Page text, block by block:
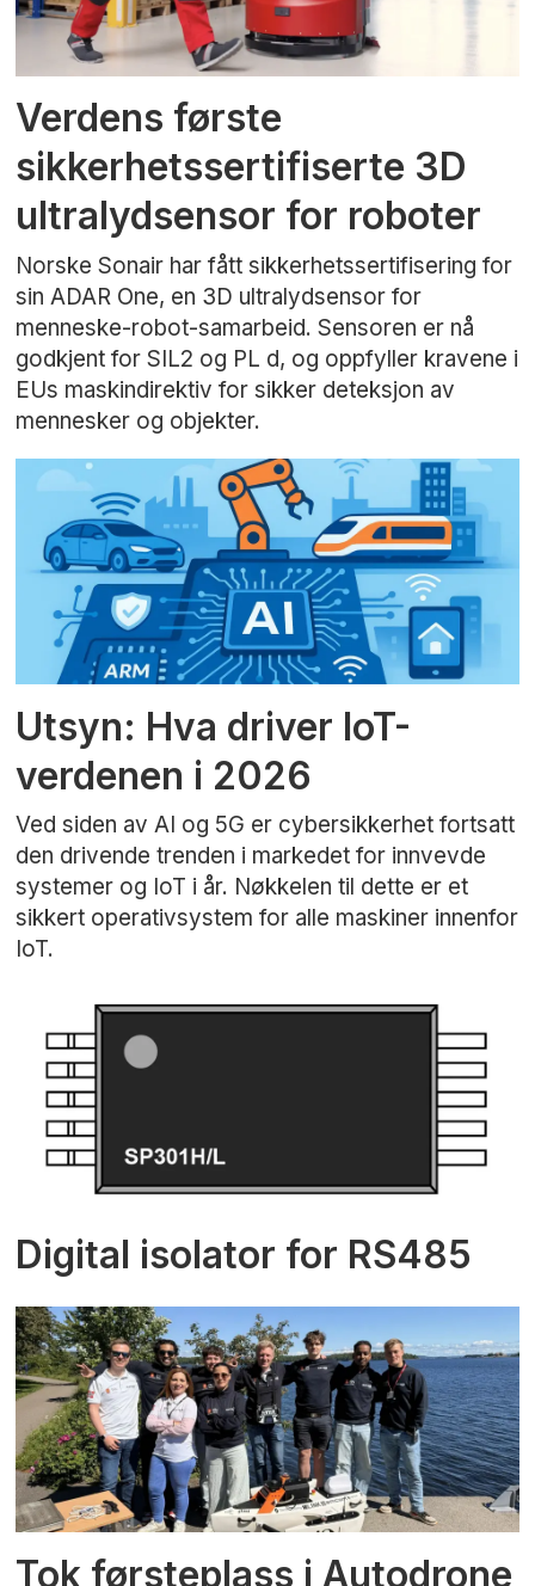
Verdens første
sikkerhetssertifiserte 3D
ultralydsensor for roboter
Norske Sonair har fått sikkerhetssertifisering for
sin ADAR One, en 3D ultralydsensor for
menneske-robot-samarbeid. Sensoren er nå
godkjent for SIL2 og PL d, og oppfyller kravene i
EUs maskindirektiv for sikker deteksjon av
mennesker og objekter.
Utsyn: Hva driver IoT-
verdenen i 2026
Ved siden av AI og 5G er cybersikkerhet fortsatt
den drivende trenden i markedet for innvevde
systemer og IoT i år. Nøkkelen til dette er et
sikkert operativsystem for alle maskiner innenfor
IoT.
Digital isolator for RS485
Tok førsteplass i Autodrone